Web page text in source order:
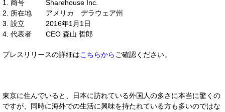
1. 商号 Sharehouse Inc.
2. 所在地 アメリカ デラウェア州
3. 設立 2016年1月1日
4. 代表者 CEO 森山 哲郎
プレスリリースの詳細はこちらからご確認ください。
東京に住んでいると、日本に訪れている外国人の多さに本当に驚くの
ですが、同時に海外での生活に興味を持たれている方も多いのではな